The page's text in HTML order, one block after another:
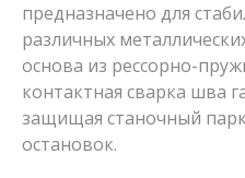
предназначено для
различных
основа из рессорно-
контактная сварка шва
защищая станочный
остановок.